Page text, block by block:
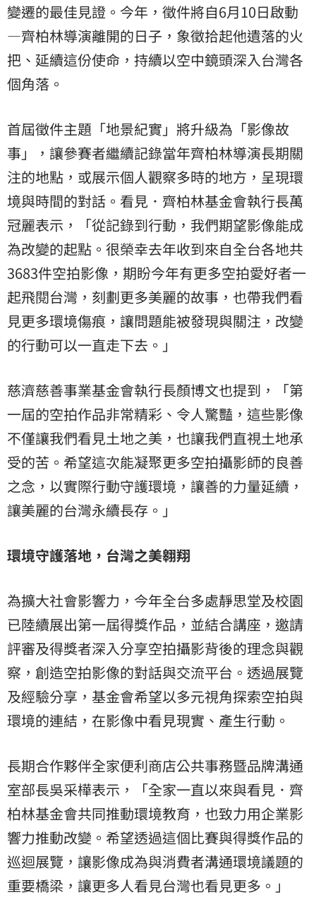
變遷的最佳見證。今年，徵件將自6月10日啟動
—齊柏林導演離開的日子，象徵拾起他遺落的火
把、延續這份使命，持續以空中鏡頭深入台灣各
個角落。
首屆徵件主題「地景紀實」將升級為「影像故
事」，讓參賽者繼續記錄當年齊柏林導演長期關
注的地點，或展示個人觀察多時的地方，呈現環
境與時間的對話。看見．齊柏林基金會執行長萬
冠麗表示，「從記錄到行動，我們期望影像能成
為改變的起點。很榮幸去年收到來自全台各地共
3683件空拍影像，期盼今年有更多空拍愛好者一
起飛閱台灣，刻劃更多美麗的故事，也帶我們看
見更多環境傷痕，讓問題能被發現與關注，改變
的行動可以一直走下去。」
慈濟慈善事業基金會執行長顏博文也提到，「第
一屆的空拍作品非常精彩、令人驚豔，這些影像
不僅讓我們看見土地之美，也讓我們直視土地承
受的苦。希望這次能凝聚更多空拍攝影師的良善
之念，以實際行動守護環境，讓善的力量延續，
讓美麗的台灣永續長存。」
環境守護落地，台灣之美翱翔
為擴大社會影響力，今年全台多處靜思堂及校園
已陸續展出第一屆得獎作品，並結合講座，邀請
評審及得獎者深入分享空拍攝影背後的理念與觀
察，創造空拍影像的對話與交流平台。透過展覽
及經驗分享，基金會希望以多元視角探索空拍與
環境的連結，在影像中看見現實、產生行動。
長期合作夥伴全家便利商店公共事務暨品牌溝通
室部長吳采樺表示，「全家一直以來與看見．齊
柏林基金會共同推動環境教育，也致力用企業影
響力推動改變。希望透過這個比賽與得獎作品的
巡迴展覽，讓影像成為與消費者溝通環境議題的
重要橋梁，讓更多人看見台灣也看見更多。」